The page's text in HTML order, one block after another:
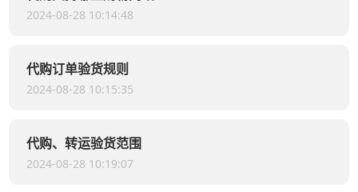
2024-08-28 10:14:48
代购订单验货规则
2024-08-28 10:15:35
代购、转运验货范围
2024-08-28 10:19:07